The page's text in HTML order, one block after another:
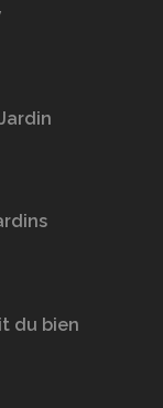
du bien